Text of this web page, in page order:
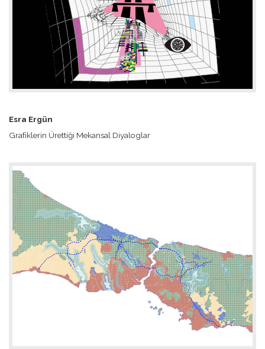
Esra Ergün
Grafiklerin Ürettiği Mekansal Diyaloglar